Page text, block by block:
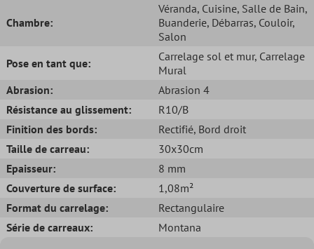
Chambre:
Véranda, Cuisine, Salle de Bain,
Buanderie, Débarras, Couloir,
Salon
Pose en tant que:
Carrelage sol et mur, Carrelage
Mural
Abrasion:
Abrasion 4
Résistance au glissement:
R10/B
Finition des bords:
Rectifié, Bord droit
Taille de carreau:
30x30cm
Epaisseur:
8 mm
Couverture de surface:
1,08m²
Format du carrelage:
Rectangulaire
Série de carreaux:
Montana